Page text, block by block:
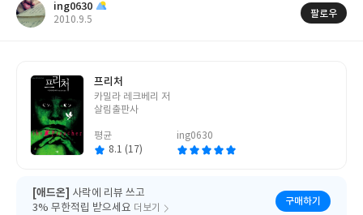
ing0630
작
2010.9.5
팔로우
프리처
글
쓴
카밀라 레크베리 저
살림출판사
평균
8.1 (17)
ing0630
[애드온] 사락에 리뷰 쓰고
3% 무한적립 받으세요 더보기
구매하기